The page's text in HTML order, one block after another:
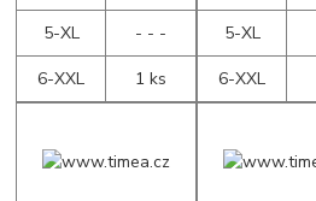
5-XL
- - -
6-XXL
1 ks
5-XL
6-XXL